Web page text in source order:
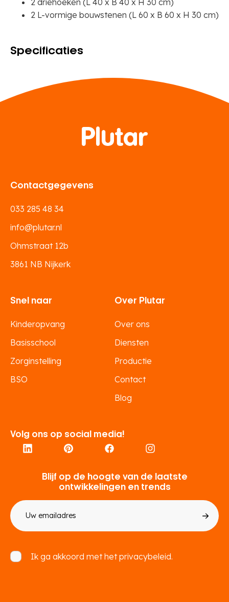
2 driehoeken (L 40 x B 40 x H 30 cm)
2 L-vormige bouwstenen (L 60 x B 60 x H 30 cm)
Specificaties
Volg ons op social media!
Contactgegevens
033 285 48 34
info@plutar.nl
Ohmstraat 12b
3861 NB Nijkerk
Snel naar
Kinderopvang
Basisschool
Zorginstelling
BSO
Over Plutar
Over ons
Diensten
Productie
Contact
Blog
Blijf op de hoogte van de laatste
ontwikkelingen en trends
mailadres
Ik ga akkoord met hetprivacybeleid.